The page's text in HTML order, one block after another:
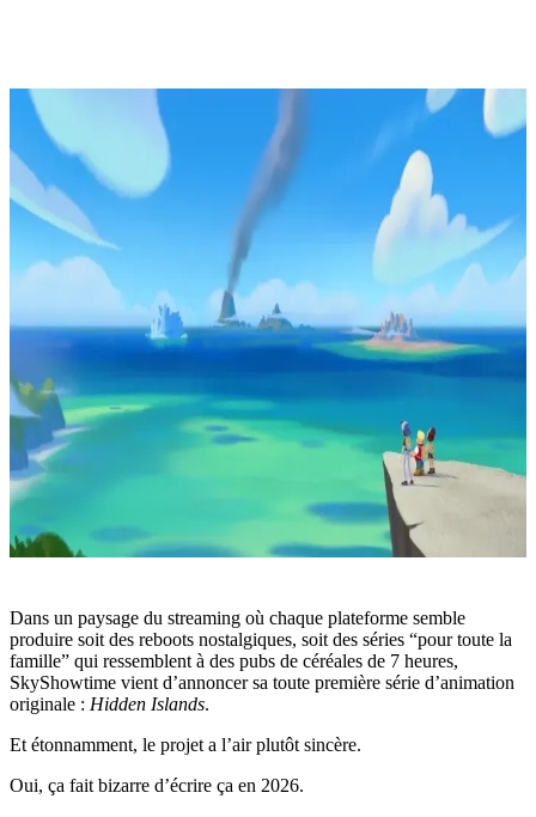
Dans un paysage du streaming où chaque plateforme semble
produire soit des reboots nostalgiques, soit des séries “pour toute la
famille” qui ressemblent à des pubs de céréales de 7 heures,
SkyShowtime vient d’annoncer sa toute première série d’animation
originale : Hidden Islands.
Et étonnamment, le projet a l’air plutôt sincère.
Oui, ça fait bizarre d’écrire ça en 2026.